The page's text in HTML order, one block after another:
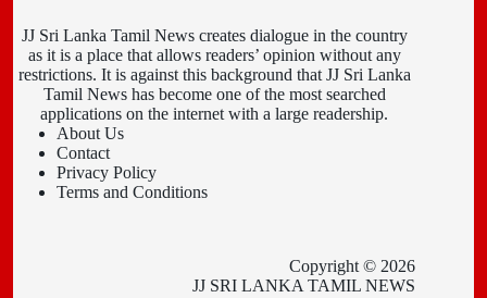
JJ Sri Lanka Tamil News creates dialogue in the country
as it is a place that allows readers’ opinion without any
restrictions. It is against this background that JJ Sri Lanka
Tamil News has become one of the most searched
applications on the internet with a large readership.
About Us
Contact
Privacy Policy
Terms and Conditions
Copyright © 2026
JJ SRI LANKA TAMIL NEWS